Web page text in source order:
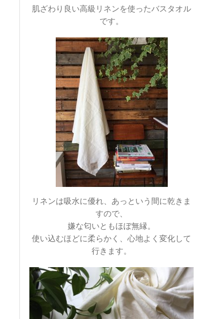
肌ざわり良い高級リネンを使ったバスタオル
です。
リネンは吸水に優れ、あっという間に乾きま
すので、
嫌な匂いともほぼ無縁。
使い込むほどに柔らかく、心地よく変化して
行きます。